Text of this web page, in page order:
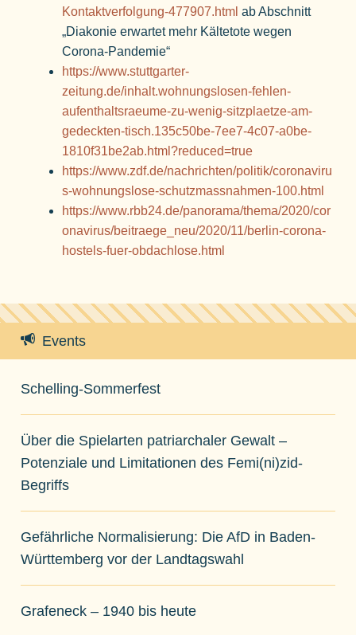
Kontaktverfolgung-477907.html ab Abschnitt
„Diakonie erwartet mehr Kältetote wegen
Corona-Pandemie“
https://www.stuttgarter-
zeitung.de/inhalt.wohnungslosen-fehlen-
aufenthaltsraeume-zu-wenig-sitzplaetze-am-
gedeckten-tisch.135c50be-7ee7-4c07-a0be-
1810f31be2ab.html?reduced=true
https://www.zdf.de/nachrichten/politik/coronaviru
s-wohnungslose-schutzmassnahmen-100.html
https://www.rbb24.de/panorama/thema/2020/cor
onavirus/beitraege_neu/2020/11/berlin-corona-
hostels-fuer-obdachlose.html
Events
Schelling-Sommerfest
Über die Spielarten patriarchaler Gewalt –
Potenziale und Limitationen des Femi(ni)zid-
Begriffs
Gefährliche Normalisierung: Die AfD in Baden-
Württemberg vor der Landtagswahl
Grafeneck – 1940 bis heute